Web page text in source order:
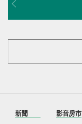
新聞 影音房市